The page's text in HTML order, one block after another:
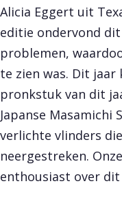
Alicia Eggert uit
editie ondervond
problemen,
te zien was. Dit jaar
pronkstuk van dit
Japanse Masamichi
verlichte vlinders
neergestreken.
enthousiast over